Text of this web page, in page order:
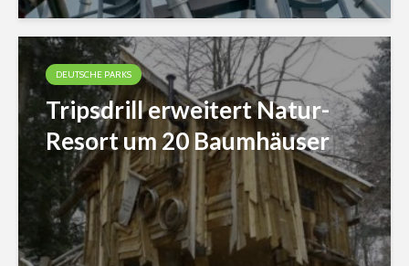
DEUTSCHE PARKS
Tripsdrill erweitert Natur-
Resort um 20 Baumhäuser